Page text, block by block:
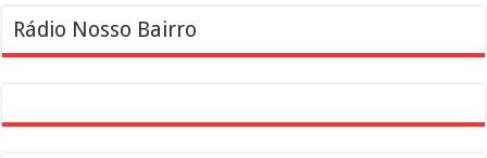
Rádio Nosso Bairro